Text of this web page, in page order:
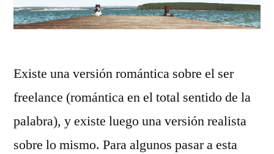
Existe una versión romántica sobre el ser
freelance (romántica en el total sentido de la
palabra), y existe luego una versión realista
sobre lo mismo. Para algunos pasar a esta